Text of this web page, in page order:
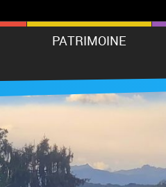
PATRIMOINE